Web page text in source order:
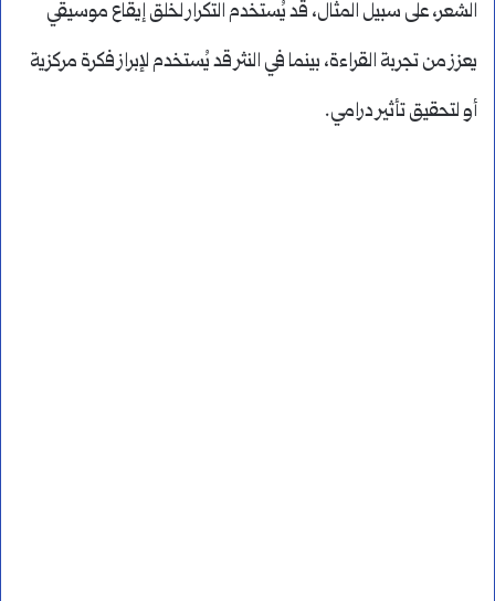
الشعر، على سبيل المثال، قد يُستخدم التكرار لخلق إيقاع موسيقي
يعزز من تجربة القراءة، بينما في النثر قد يُستخدم لإبراز فكرة مركزية
أو لتحقيق تأثير درامي.